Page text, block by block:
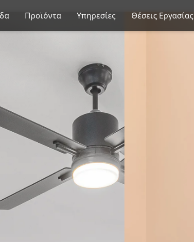
Προϊόντα Υπηρεσίες Θέσεις Εργασίας